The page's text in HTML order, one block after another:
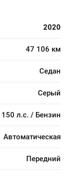
2020
47 106 км
Седан
Серый
л.с. / Бензин
Автоматическая
Передний